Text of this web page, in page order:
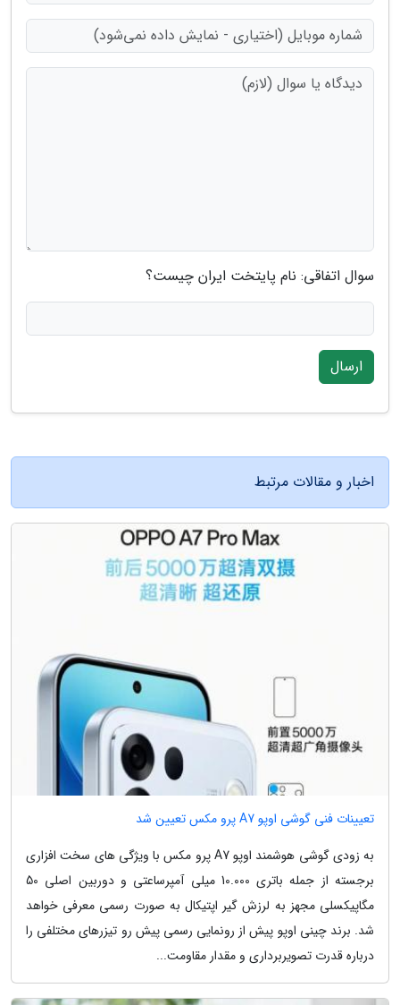
سوال اتفاقی: نام پایتخت ایران چیست؟
ارسال
اخبار و مقالات مرتبط
تعیینات فنی گوشی اوپو A7 پرو مکس تعیین شد
به زودی گوشی هوشمند اوپو A7 پرو مکس با ویژگی های سخت افزاری
برجسته از جمله باتری 10.000 میلی آمپرساعتی و دوربین اصلی 50
مگاپیکسلی مجهز به لرزش گیر اپتیکال به صورت رسمی معرفی خواهد
شد. برند چینی اوپو پیش از رونمایی رسمی پیش رو تیزرهای مختلفی را
درباره قدرت تصویربرداری و مقدار مقاومت...